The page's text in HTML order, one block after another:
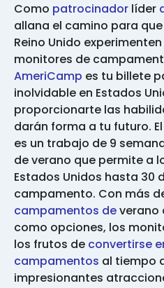
Como patrocinador líder
allana el camino para
Reino Unido
monitores de
AmeriCamp es tu billete
inolvidable en Estados
proporcionarte las
darán forma a tu futuro. El
es un trabajo de 9
de verano que permite a
Estados Unidos hasta 30
campamento. Con más
campamentos deverano
como opciones, los
los frutos de convertirse
campamentos al tiempo
impresionantes